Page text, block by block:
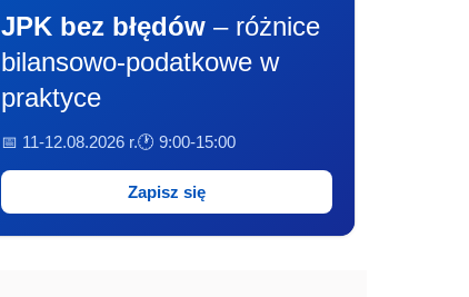
JPK bez błędów – różnice
bilansowo-podatkowe w
praktyce
📅 11-12.08.2026 r.🕐 9:00-15:00
Zapisz się